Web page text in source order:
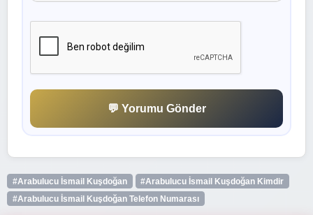
💬 Yorumu Gönder
#Arabulucu İsmail Kuşdoğan
#Arabulucu İsmail Kuşdoğan Kimdir
#Arabulucu İsmail Kuşdoğan Telefon Numarası